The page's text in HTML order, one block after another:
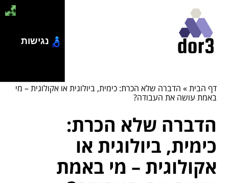
דף הבית» הדברה שלא הכרת: כימית, ביולוגית או אקולוגית – מי
באמת עושה את העבודה?
הדברה שלא הכרת:
כימית, ביולוגית או
אקולוגית – מי באמת
נגישות